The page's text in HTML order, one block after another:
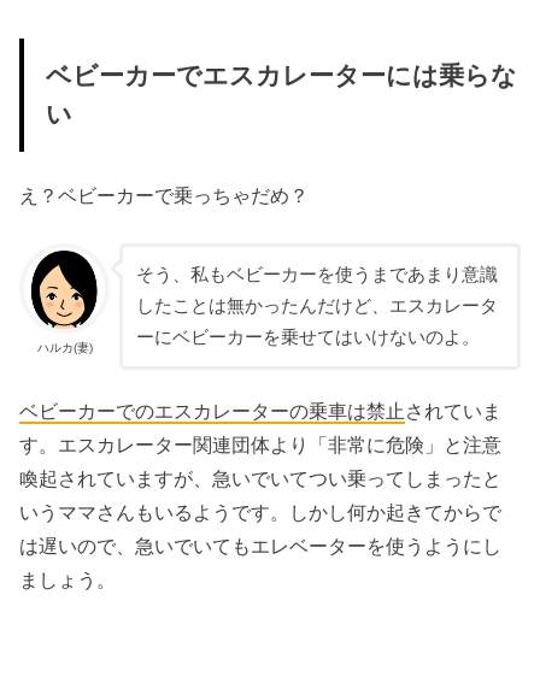
ベビーカーでエスカレーターには乗らな
い
え？ベビーカーで乗っちゃだめ？
ハルカ(妻)
そう、私もベビーカーを使うまであまり意識
したことは無かったんだけど、エスカレータ
ーにベビーカーを乗せてはいけないのよ。
ベビーカーでのエスカレーターの乗車は禁止 されていま
す。エスカレーター関連団体より「非常に危険」と注意
喚起されていますが、急いでいてつい乗ってしまったと
いうママさんもいるようです。しかし何か起きてからで
は遅いので、急いでいてもエレベーターを使うようにし
ましょう。